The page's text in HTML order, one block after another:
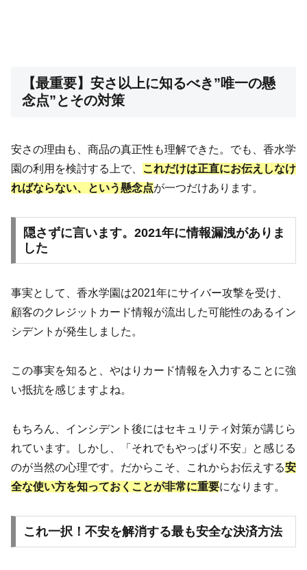
【最重要】安さ以上に知るべき”唯一の懸
念点”とその対策
安さの理由も、商品の真正性も理解できた。でも、香水学
園の利用を検討する上で、
これだけは正直にお伝えしなけ
ればならない、という懸念点が一つだけあります。
隠さずに言います。2021年に情報漏洩がありま
した
事実として、香水学園は2021年にサイバー攻撃を受け、
顧客のクレジットカード情報が流出した可能性のあるイン
シデントが発生しました。
この事実を知ると、やはりカード情報を入力することに強
い抵抗を感じますよね。
もちろん、インシデント後にはセキュリティ対策が講じら
れています。しかし、「それでもやっぱり不安」と感じる
のが当然の心理です。だからこそ、これからお伝えする安
全な使い方を知っておくことが非常に重要になります。
これ一択！不安を解消する最も安全な決済方法